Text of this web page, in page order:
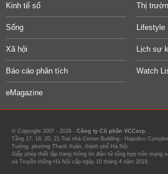
Kinh tế số Thị
Sống Lifestyle
Xã hội Lịch sự
Báo cáo phân tích Watch
eMagazine
© Copyright 2007 - 2026 - Công ty Cổ phần VCCorp.
Tầng 17, 19, 20, 21 Toà nhà Center Building - Hapulico
Tưởng, phường Thanh Xuân, thành phố Hà Nội
Giấy phép thiết lập trang thông tin điện tử tổng hợp trên mạng
và Truyền thông Hà Nội cấp ngày 10 tháng 4 năm 2019.